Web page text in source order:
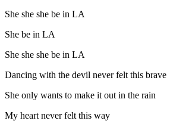
She she she be in LA
She be in LA
She she she be in LA
Dancing with the devil never felt this brave
She only wants to make it out in the rain
My heart never felt this way